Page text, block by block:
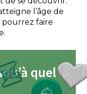
l’âge de
faire
quel